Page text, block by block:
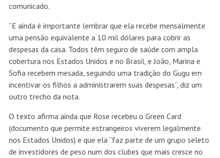
comunicado.
“E ainda é importante lembrar que ela recebe mensalmente
uma pensão equivalente a 10 mil dólares para cobrir as
despesas da casa. Todos têm seguro de saúde com ampla
cobertura nos Estados Unidos e no Brasil, e João, Marina e
Sofia recebem mesada, seguindo uma tradição do Gugu em
incentivar os filhos a administrarem suas despesas”, diz um
outro trecho da nota.
O texto afirma ainda que Rose recebeu o Green Card
(documento que permite estrangeiros viverem legalmente
nos Estados Unidos) e que ela “faz parte de um grupo seleto
de investidores de peso num dos clubes que mais cresce no